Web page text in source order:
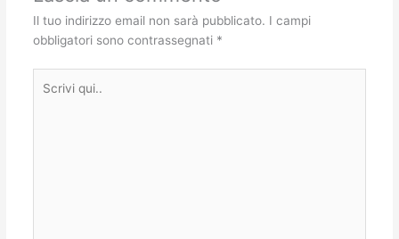
Il tuo indirizzo email non sarà pubblicato. I campi
obbligatori sono contrassegnati *
qui..